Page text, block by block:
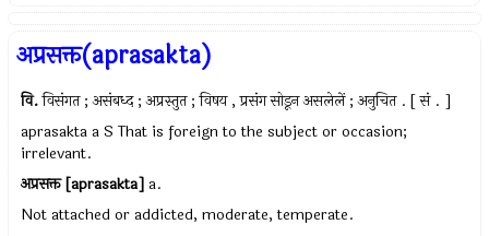
अप्रसक्त(aprasakta)
वि. विसंगत ; असंबध्द ; अप्रस्तुत ; विषय , प्रसंग सोडून असलेलें ; अनुचित . [ सं . ]
aprasakta a S That is foreign to the subject or occasion;
irrelevant.
अप्रसक्त [aprasakta] a.
Not attached or addicted, moderate, temperate.